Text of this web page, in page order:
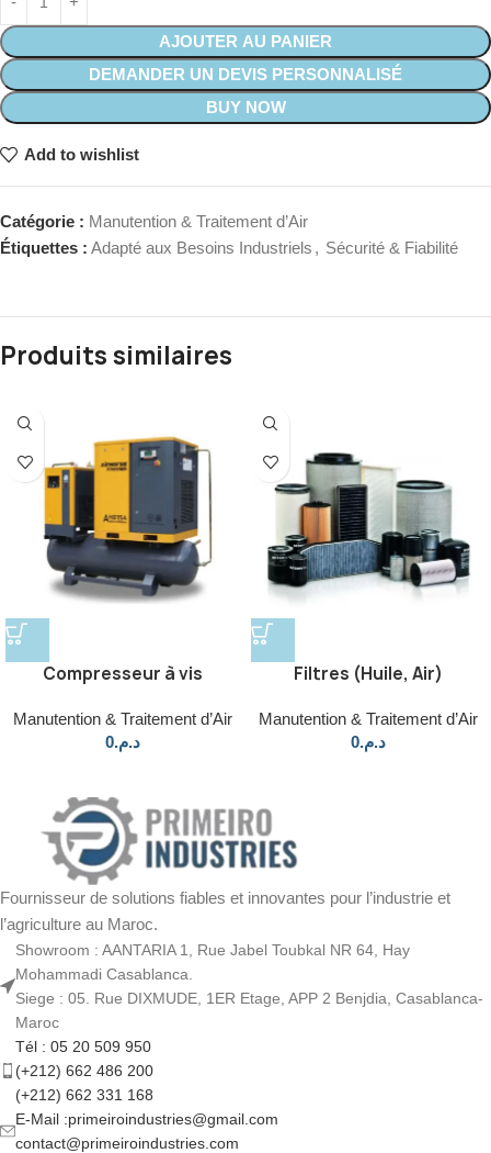
AJOUTER AU PANIER
DEMANDER UN DEVIS PERSONNALISÉ
BUY NOW
Add to wishlist
Catégorie : Manutention & Traitement d’Air
Étiquettes : Adapté aux Besoins Industriels , Sécurité & Fiabilité
Produits similaires
Compresseur à vis
Manutention & Traitement d’Air
د.م.0
Filtres (Huile, Air)
Manutention & Traitement d’Air
د.م.0
Fournisseur de solutions fiables et innovantes pour l’industrie et
l’agriculture au Maroc.
Showroom : AANTARIA 1, Rue Jabel Toubkal NR 64, Hay
Mohammadi Casablanca.
Siege : 05. Rue DIXMUDE, 1ER Etage, APP 2 Benjdia, Casablanca-
Maroc
Tél : 05 20 509 950
(+212) 662 486 200
(+212) 662 331 168
E-Mail :primeiroindustries@gmail.com
contact@primeiroindustries.com